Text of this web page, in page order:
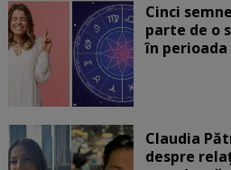
Cinci
parte de o
în
Claudia
despre